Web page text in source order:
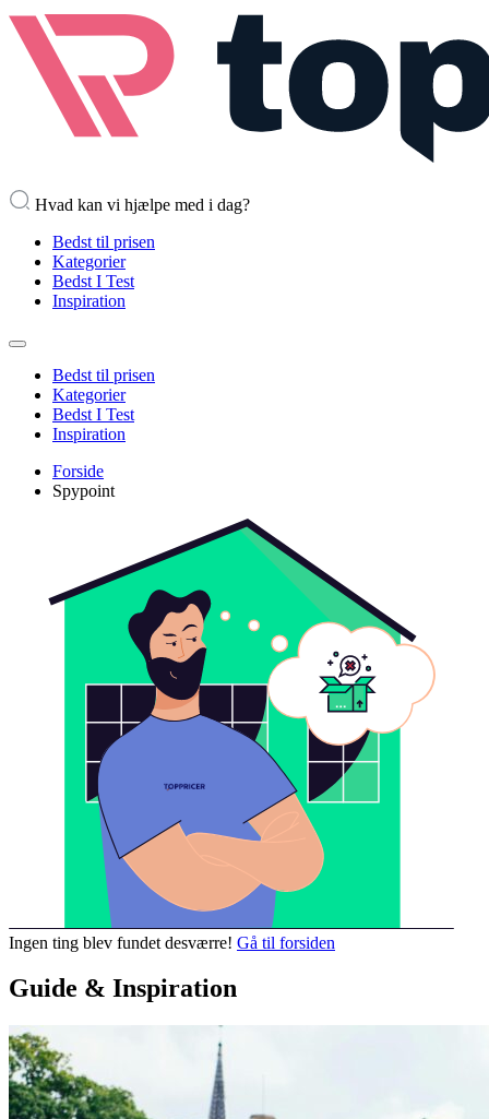
Hvad kan vi hjælpe med i dag?
Bedst til prisen
Kategorier
Bedst I Test
Inspiration
Bedst til prisen
Kategorier
Bedst I Test
Inspiration
Forside
Spypoint
Ingen ting blev fundet desværre! Gå til forsiden
Guide & Inspiration